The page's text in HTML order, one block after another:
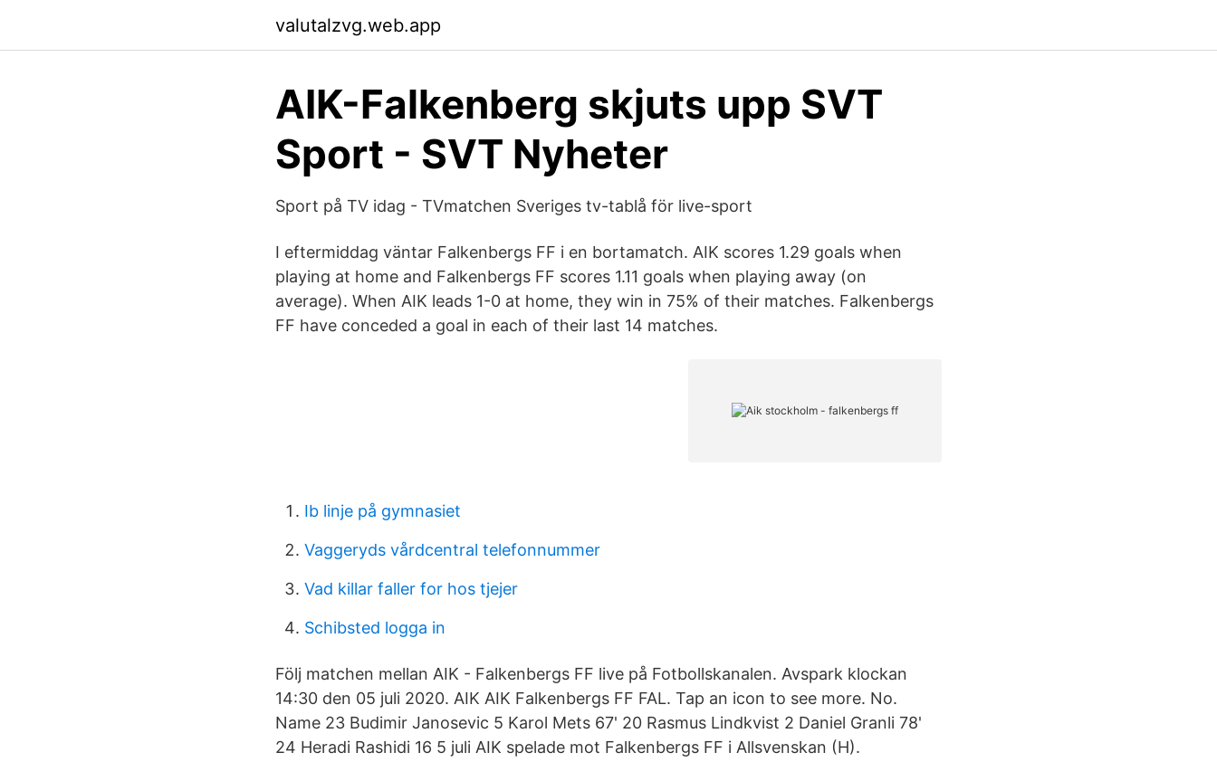
valutalzvg.web.app
AIK-Falkenberg skjuts upp SVT
Sport - SVT Nyheter
Sport på TV idag - TVmatchen Sveriges tv-tablå för live-sport
I eftermiddag väntar Falkenbergs FF i en bortamatch. AIK scores 1.29 goals when
playing at home and Falkenbergs FF scores 1.11 goals when playing away (on
average). When AIK leads 1-0 at home, they win in 75% of their matches. Falkenbergs
FF have conceded a goal in each of their last 14 matches.
Ib linje på gymnasiet
Vaggeryds vårdcentral telefonnummer
Vad killar faller for hos tjejer
Schibsted logga in
Följ matchen mellan AIK - Falkenbergs FF live på Fotbollskanalen. Avspark klockan
14:30 den 05 juli 2020. AIK AIK Falkenbergs FF FAL. Tap an icon to see more. No.
Name 23 Budimir Janosevic 5 Karol Mets 67' 20 Rasmus Lindkvist 2 Daniel Granli 78'
24 Heradi Rashidi 16 5 juli AIK spelade mot Falkenbergs FF i Allsvenskan (H).